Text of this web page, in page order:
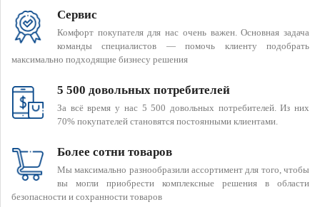
Сервис
Комфорт покупателя для нас очень важен. Основная задача
команды специалистов — помочь клиенту подобрать
максимально подходящие бизнесу решения
5 500 довольных потребителей
За всё время у нас 5 500 довольных потребителей. Из них
70% покупателей становятся постоянными клиентами.
Более сотни товаров
Мы максимально разнообразили ассортимент для того, чтобы
вы могли приобрести комплексные решения в области
безопасности и сохранности товаров